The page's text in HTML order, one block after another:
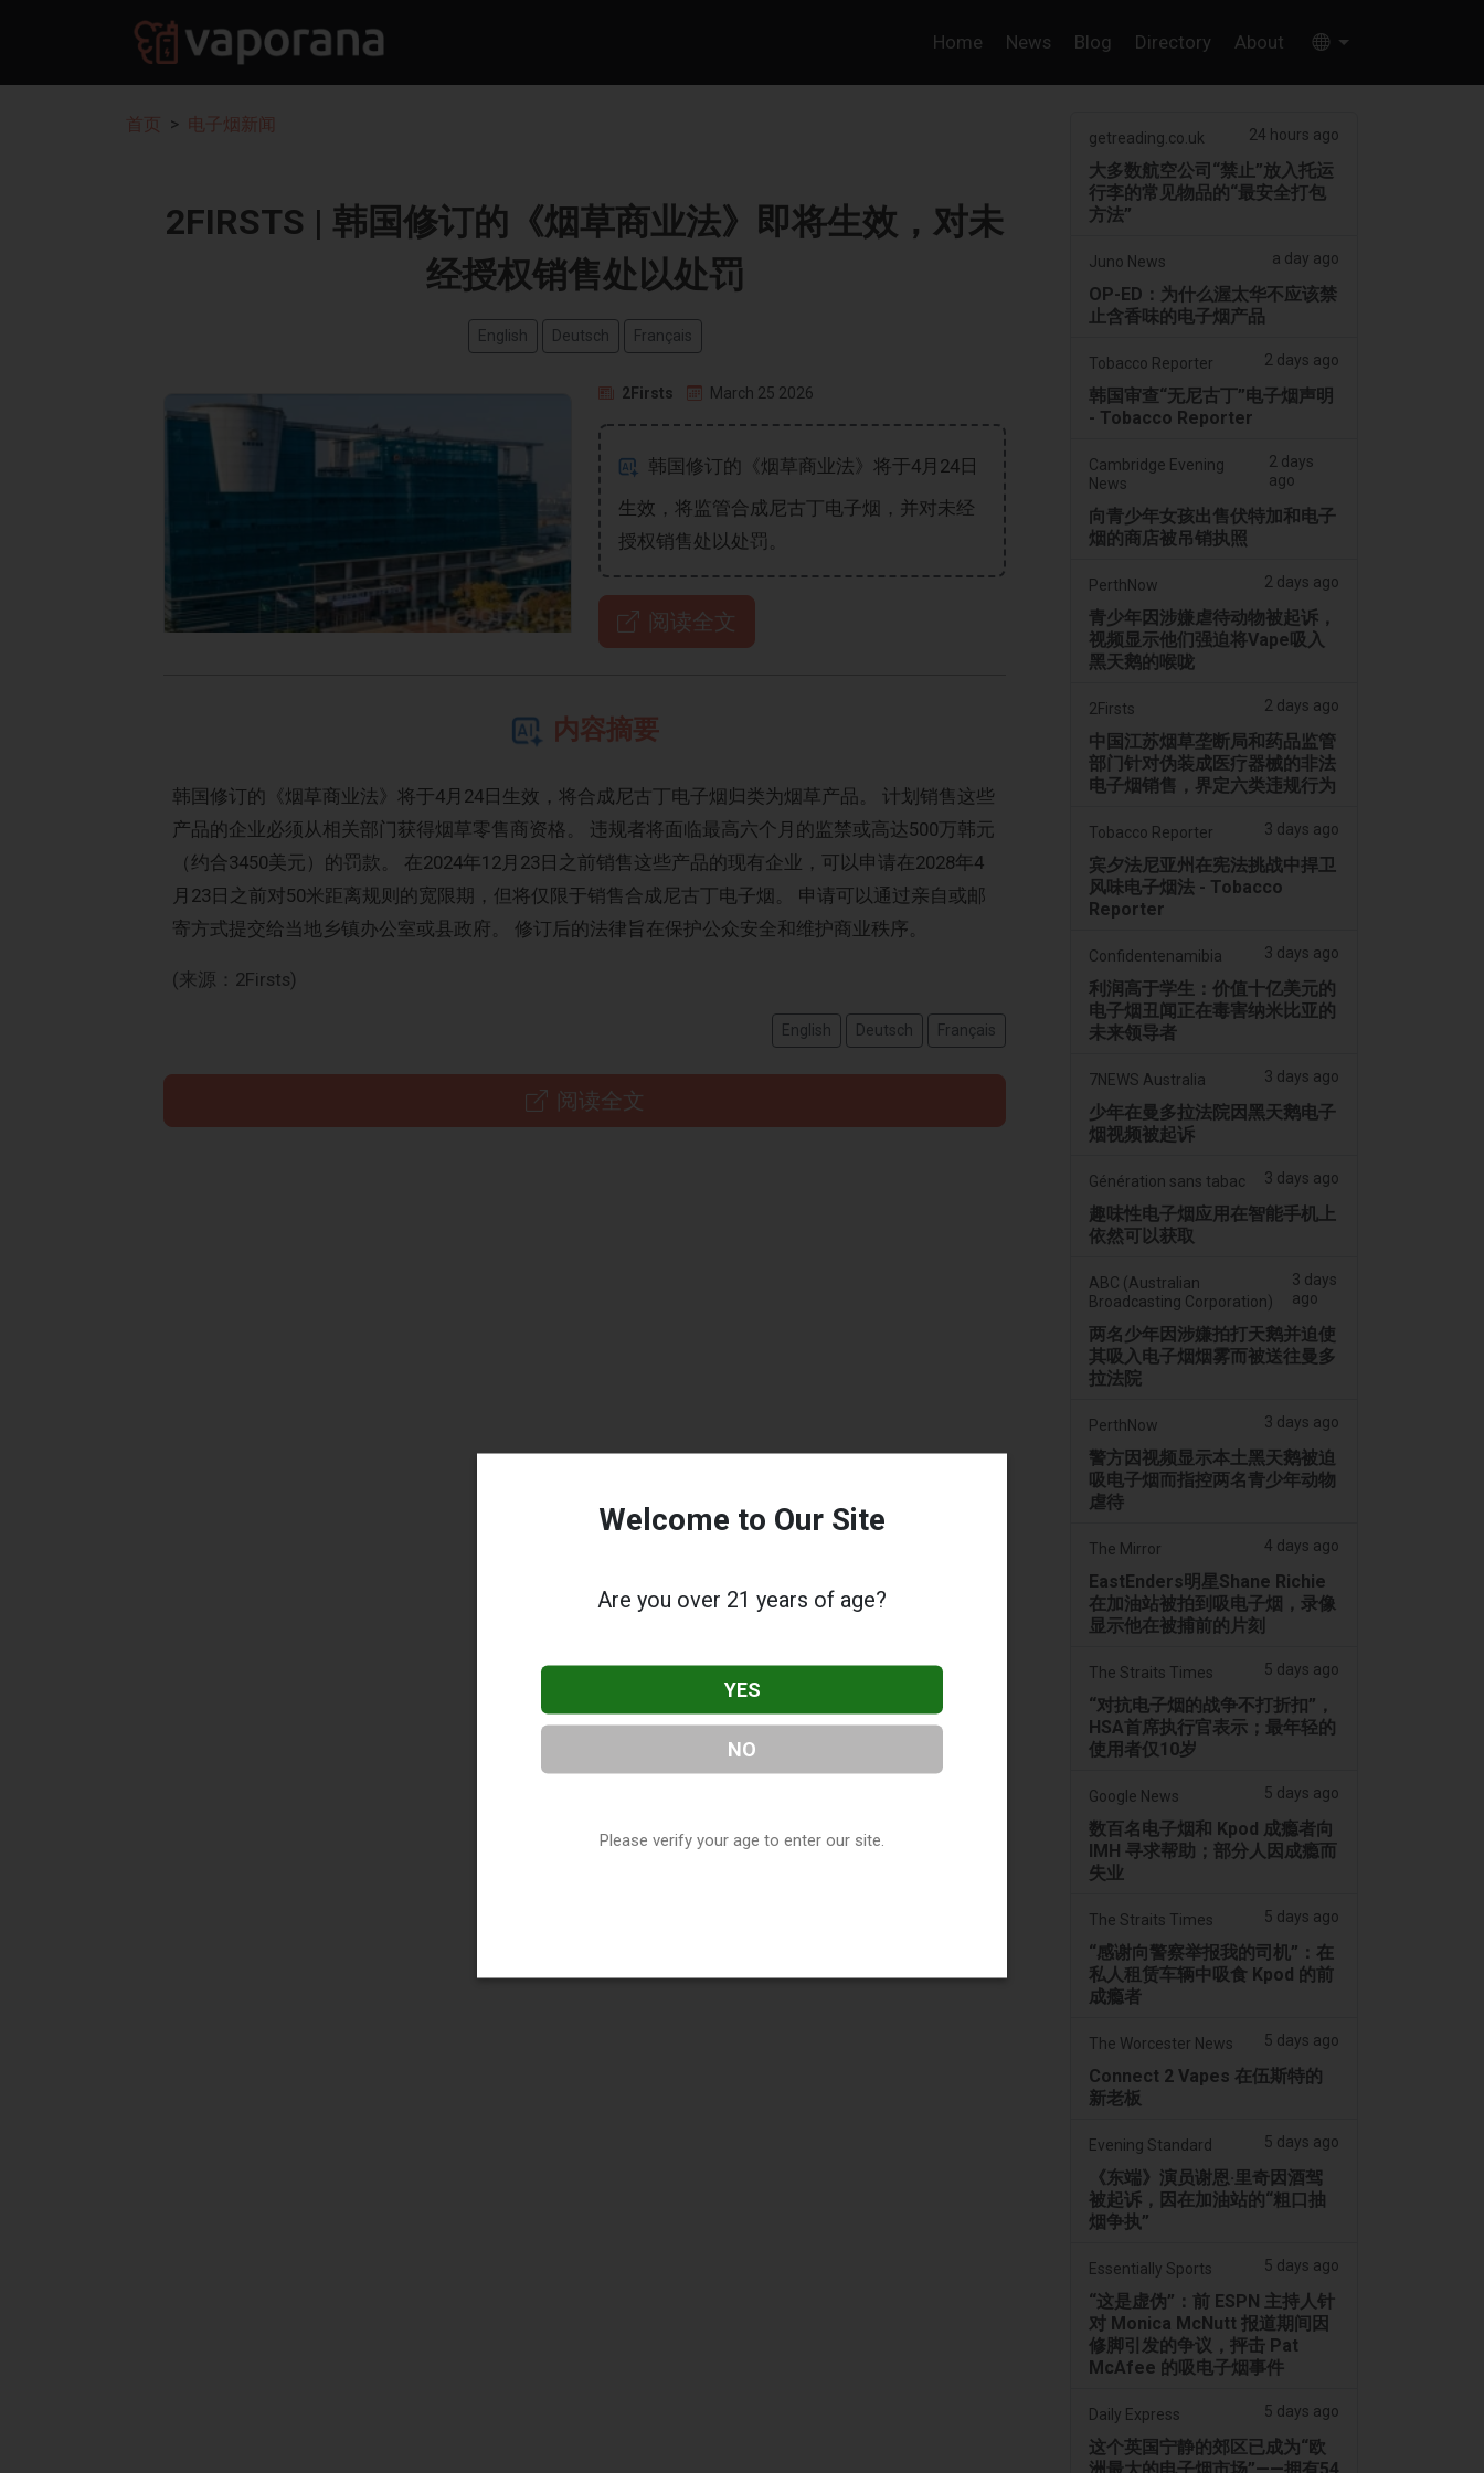
Home News Blog Directory About
首页 电子烟新闻
2FIRSTS | 韩国修订的《烟草商业法》即将生效，对未
经授权销售处以处罚
English Deutsch Français
2Firsts March 25 2026
韩国修订的《烟草商业法》将于4月24日
生效，将监管合成尼古丁电子烟，并对未经
授权销售处以处罚。
阅读全文
内容摘要
韩国修订的《烟草商业法》将于4月24日生效，将合成尼古丁电子烟归类为烟草产品。 计划销售这些
产品的企业必须从相关部门获得烟草零售商资格。 违规者将面临最高六个月的监禁或高达500万韩元
（约合3450美元）的罚款。 在2024年12月23日之前销售这些产品的现有企业，可以申请在2028年4
月23日之前对50米距离规则的宽限期，但将仅限于销售合成尼古丁电子烟。 申请可以通过亲自或邮
寄方式提交给当地乡镇办公室或县政府。 修订后的法律旨在保护公众安全和维护商业秩序。
(来源：2Firsts)
English Deutsch Français
阅读全文
getreading.co.uk 24 hours ago
大多数航空公司“禁止”放入托运
行李的常见物品的“最安全打包
方法”
Juno News a day ago
OP-ED：为什么渥太华不应该禁
止含香味的电子烟产品
Tobacco Reporter 2 days ago
韩国审查“无尼古丁”电子烟声明
- Tobacco Reporter
Cambridge Evening
News
2 days
ago
向青少年女孩出售伏特加和电子
烟的商店被吊销执照
PerthNow 2 days ago
青少年因涉嫌虐待动物被起诉，
视频显示他们强迫将Vape吸入
黑天鹅的喉咙
2Firsts 2 days ago
中国江苏烟草垄断局和药品监管
部门针对伪装成医疗器械的非法
电子烟销售，界定六类违规行为
Tobacco Reporter 3 days ago
宾夕法尼亚州在宪法挑战中捍卫
风味电子烟法 - Tobacco
Reporter
Confidentenamibia 3 days ago
利润高于学生：价值十亿美元的
电子烟丑闻正在毒害纳米比亚的
未来领导者
7NEWS Australia 3 days ago
少年在曼多拉法院因黑天鹅电子
烟视频被起诉
Génération sans tabac 3 days ago
趣味性电子烟应用在智能手机上
依然可以获取
ABC (Australian
Broadcasting Corporation)
3 days
ago
两名少年因涉嫌拍打天鹅并迫使
其吸入电子烟烟雾而被送往曼多
拉法院
PerthNow 3 days ago
警方因视频显示本土黑天鹅被迫
吸电子烟而指控两名青少年动物
虐待
The Mirror 4 days ago
EastEnders明星Shane Richie
在加油站被拍到吸电子烟，录像
显示他在被捕前的片刻
The Straits Times 5 days ago
“对抗电子烟的战争不打折扣”，
HSA首席执行官表示；最年轻的
使用者仅10岁
Google News 5 days ago
数百名电子烟和 Kpod 成瘾者向
IMH 寻求帮助；部分人因成瘾而
失业
The Straits Times 5 days ago
“感谢向警察举报我的司机”：在
私人租赁车辆中吸食 Kpod 的前
成瘾者
The Worcester News 5 days ago
Connect 2 Vapes 在伍斯特的
新老板
Evening Standard 5 days ago
《东端》演员谢恩·里奇因酒驾
被起诉，因在加油站的“粗口抽
烟争执”
Essentially Sports 5 days ago
“这是虚伪”：前 ESPN 主持人针
对 Monica McNutt 报道期间因
修脚引发的争议，抨击 Pat
McAfee 的吸电子烟事件
Daily Express 5 days ago
这个英国宁静的郊区已成为“欧
Welcome to Our Site
Are you over 21 years of age?
YES
NO
Please verify your age to enter our site.